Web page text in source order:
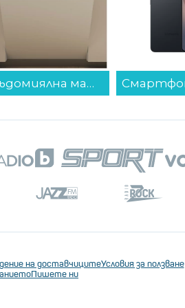
калдъръмени камъни
на плажовете
Свети Никола.
на доставчицитеУсловия за ползване
Пишете ни